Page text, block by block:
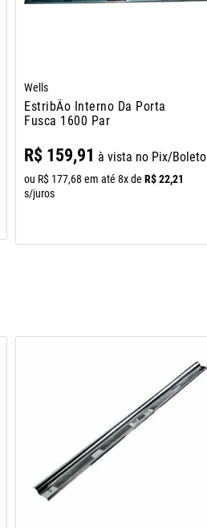
Wells
EstribÃo Interno Da Porta
Fusca 1600 Par
R$ 159,91 à vista no Pix/Boleto
ou R$ 177,68 em até 8x de R$22,21
s/juros